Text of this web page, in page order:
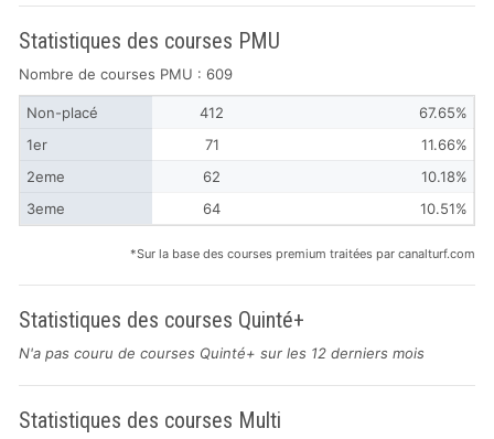
Statistiques des courses PMU
Nombre de courses PMU : 609
Non-placé 412
67.65%
1er
71
11.66%
2eme
62
10.18%
3eme
64 10.51%
*Sur la base des courses premium traitées par canalturf.com
Statistiques des courses Quinté+
N'a pas couru de courses Quinté+ sur les 12 derniers mois
Statistiques des courses Multi